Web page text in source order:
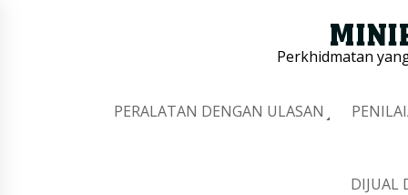
Perkhidmatan
PERALATAN DENGAN ULASAN
DIJUAL